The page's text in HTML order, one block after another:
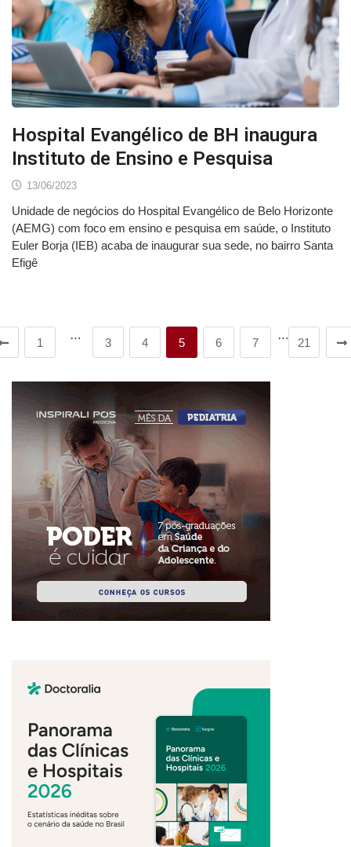
Hospital Evangélico de BH inaugura
Instituto de Ensino e Pesquisa
13/06/2023
Unidade de negócios do Hospital Evangélico de Belo Horizonte
(AEMG) com foco em ensino e pesquisa em saúde, o Instituto
Euler Borja (IEB) acaba de inaugurar sua sede, no bairro Santa
Efigê
1
…
3 4 5 6 7
…
21